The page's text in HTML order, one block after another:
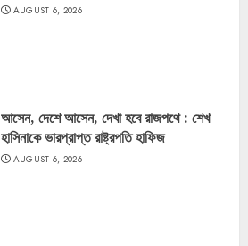
AUGUST 6, 2026
আসেন, দেশে আসেন, দেখা হবে রাজপথে : শেখ
হাসিনাকে ভারপ্রাপ্ত রাষ্ট্রপতি হাফিজ
AUGUST 6, 2026